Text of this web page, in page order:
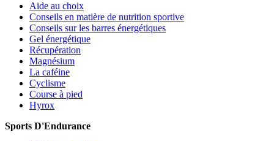
Aide au choix
Conseils en matière de nutrition sportive
Conseils sur les barres énergétiques
Gel énergétique
Récupération
Magnésium
La caféine
Cyclisme
Course à pied
Hyrox
Sports D'Endurance